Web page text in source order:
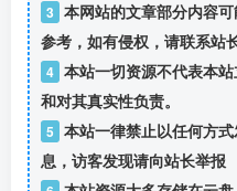
3 本网站的文章部分内容
参考，如有侵权，请联系站
4 本站一切资源不代表本
和对其真实性负责。
5 本站一律禁止以任何方
息，访客发现请向站长举报